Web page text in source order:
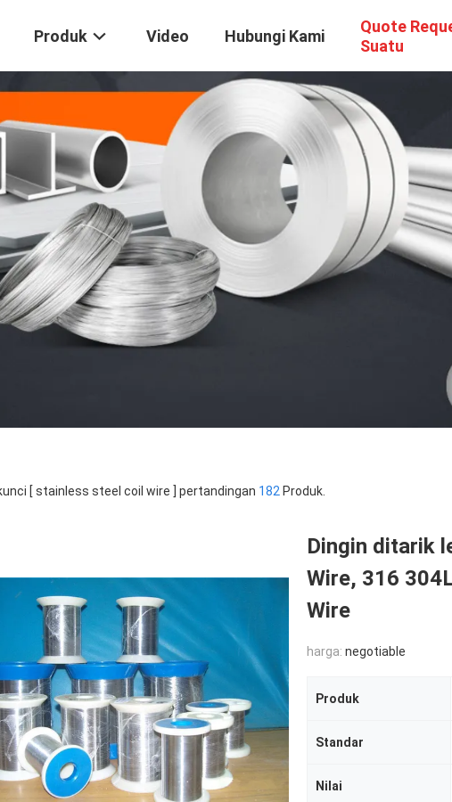
Produk Video Hubungi Kami
Quote
Suatu
[ stainless steel coil wire ] pertandingan 182 Produk.
Dingin ditarik
Wire, 316
Wire
harga: negotiable
Produk
Standar
Nilai